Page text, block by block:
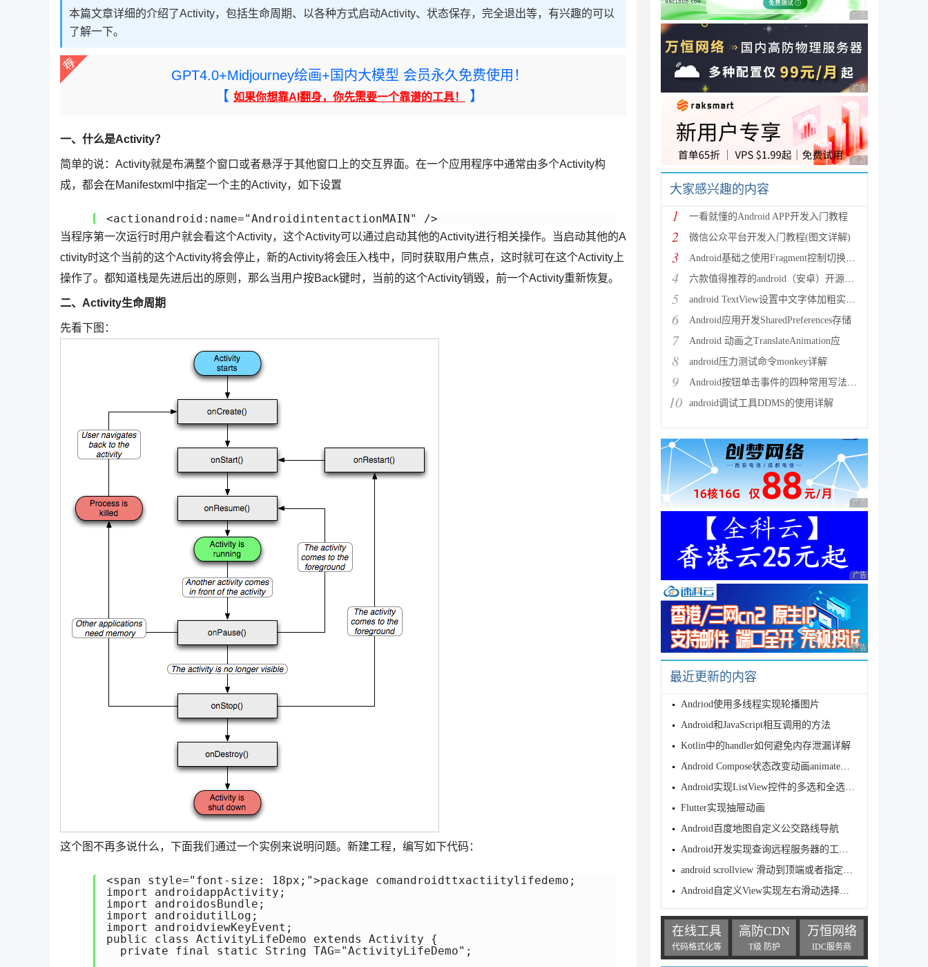
本篇文章详细的介绍了Activity，包括生命周期、以各种方式启动Activity、状态保存，完全退出等，有兴趣的可以
了解一下。
GPT4.0+Midjourney绘画+国内大模型 会员永久免费使用！
【 如果你想靠AI翻身，你先需要一个靠谱的工具！ 】
一、什么是Activity？
简单的说：Activity就是布满整个窗口或者悬浮于其他窗口上的交互界面。在一个应用程序中通常由多个Activity构
成，都会在Manifestxml中指定一个主的Activity，如下设置
<actionandroid:name="AndroidintentactionMAIN" />
当程序第一次运行时用户就会看这个Activity，这个Activity可以通过启动其他的Activity进行相关操作。当启动其他的A
ctivity时这个当前的这个Activity将会停止，新的Activity将会压入栈中，同时获取用户焦点，这时就可在这个Activity上
操作了。都知道栈是先进后出的原则，那么当用户按Back键时，当前的这个Activity销毁，前一个Activity重新恢复。
二、Activity生命周期
先看下图：
这个图不再多说什么，下面我们通过一个实例来说明问题。新建工程，编写如下代码：
<span style="font-size: 18px;">package comandroidttxactiitylifedemo;
import androidappActivity;
import androidosBundle;
import androidutilLog;
import androidviewKeyEvent;
public class ActivityLifeDemo extends Activity {
  private final static String TAG="ActivityLifeDemo";
广告 商业广告，理性
广告 商业广告，理性
广告 商业广告，理性
大家感兴趣的内容
1 一看就懂的Android APP开发入门教程
2 微信公众平台开发入门教程(图文详解)
3 Android基础之使用Fragment控制切换多个页面
4 六款值得推荐的android（安卓）开源框架简介
5 android TextView设置中文字体加粗实现方法
6 Android应用开发SharedPreferences存储
7 Android 动画之TranslateAnimation应
8 android压力测试命令monkey详解
9 Android按钮单击事件的四种常用写法总结
10 android调试工具DDMS的使用详解
广告 商业广告，理性
广告 商业广告，理性
广告 商业广告，理性
最近更新的内容
Andriod使用多线程实现轮播图片
Android和JavaScript相互调用的方法
Kotlin中的handler如何避免内存泄漏详解
Android Compose状态改变动画animateXxxAsStat
Android实现ListView控件的多选和全选功能实例
Flutter实现抽屉动画
Android百度地图自定义公交路线导航
Android开发实现查询远程服务器的工具类QueryUtils完整实例
android scrollview 滑动到顶端或者指定位置的实现方法
Android自定义View实现左右滑动选择出生年份
在线工具
代码格式化等
高防CDN
T级 防护
万恒网络
IDC服务商